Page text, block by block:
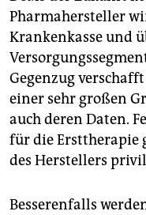
Pharmahersteller
Krankenkasse und
Gegenzug
einer sehr großen
auch deren Daten.
für die Ersttherapie
des Herstellers
Besserenfalls